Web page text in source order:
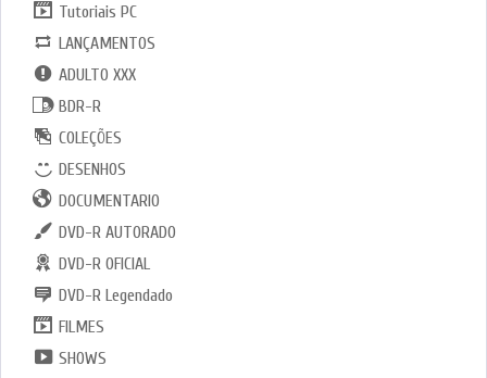
Tutoriais PC
LANÇAMENTOS
ADULTO XXX
BDR-R
COLEÇÕES
DESENHOS
DOCUMENTARIO
DVD-R AUTORADO
DVD-R OFICIAL
DVD-R Legendado
FILMES
SHOWS